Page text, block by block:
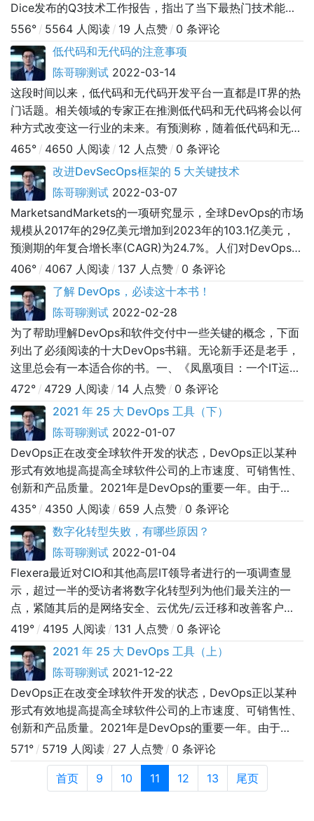
Dice发布的Q3技术工作报告，指出了当下最热门技术能
力，分别是SQL、Java、Python和Linux。如下图：文章全
篇都在谈论并分析各项热门技术能力的需求变化，并指出一
些增长快速的技能的未来趋势。可当我看到报告的截图时发
现，需求更高、排名第一的项目管理能力，在文中并没有详
细的提及，而
556° / 5564 人阅读 / 19 人点赞 / 0 条评论
低代码和无代码的注意事项
陈哥聊测试 2022-03-14
这段时间以来，低代码和无代码开发平台一直都是IT界的热
门话题。相关领域的专家正在推测低代码和无代码将会以何
种方式改变这一行业的未来。有预测称，随着低代码和无代
码产品持续刷新解决方案开发的新途径，传统的IT将会逐渐
衰落。不过，在讨论低代码和无代码的后续发展之前，我们
需要先知道这些术语的真正含义。什么是低代码/无代码？
低代码和无代码工具能促进软件扩展和最大化软件的交付。
下图列出了低代码工具和无代码工
465° / 4650 人阅读 / 12 人点赞 / 0 条评论
改进DevSecOps框架的 5 大关键技术
陈哥聊测试 2022-03-07
MarketsandMarkets的一项研究显示，全球DevOps的市场
规模从2017年的29亿美元增加到2023年的103.1亿美元，
预测期的年复合增长率(CAGR)为24.7%。人们对DevOps越
来越感兴趣，因为DevOps不仅能够压缩软件的交付周期，
还能提高交付的速度和质量。VerifiedMarketResearch还
预测，2019年全球DevSecOps市场价值为21.8
406° / 4067 人阅读 / 137 人点赞 / 0 条评论
了解 DevOps，必读这十本书！
陈哥聊测试 2022-02-28
为了帮助理解DevOps和软件交付中一些关键的概念，下面
列出了必须阅读的十大DevOps书籍。无论新手还是老手，
这里总会有一本适合你的书。一、《凤凰项目：一个IT运维
的传奇故事》作者：GeneKim、KevinBehr、
GeorgeSpafford在其他的每一个十大必读书籍名单中，也
一定能找到这本书。这本畅销书的最新扩展版中加入了合著
者GeneKim的一个新后记，并对D
472° / 4729 人阅读 / 14 人点赞 / 0 条评论
2021 年 25 大 DevOps 工具（下）
陈哥聊测试 2022-01-07
DevOps正在改变全球软件开发的状态，DevOps正以某种
形式有效地提高提高全球软件公司的上市速度、可销售性、
创新和产品质量。2021年是DevOps的重要一年。由于
DevOps跨越开发、运营、IT、安全和产品团队等等，以及
软件开发的不同阶段，因此有大量工具可供选择。本文介绍
目前市场上可用的一些顶级DevOps工具，同时牢记CI/CD
生命周期的重要类别。上篇为配置管理、
435° / 4350 人阅读 / 659 人点赞 / 0 条评论
数字化转型失败，有哪些原因？
陈哥聊测试 2022-01-04
Flexera最近对CIO和其他高层IT领导者进行的一项调查显
示，超过一半的受访者将数字化转型列为他们最关注的一
点，紧随其后的是网络安全、云优先/云迁移和改善客户体
验，这些都紧紧依赖于数字化转型。数字化转型不再仅仅是
流行词；企业已经意识到，数字化转型是成功的必要条件。
尽管在转型工作中投入超过一万亿美元，但是仍然有失败的
可能。波士顿咨询团队的一项研究表明，大约70%的数字化
转型项目未
419° / 4195 人阅读 / 131 人点赞 / 0 条评论
2021 年 25 大 DevOps 工具（上）
陈哥聊测试 2021-12-22
DevOps正在改变全球软件开发的状态，DevOps正以某种
形式有效地提高提高全球软件公司的上市速度、可销售性、
创新和产品质量。2021年是DevOps的重要一年。由于
DevOps跨越开发、运营、IT、安全和产品团队等等，以及
软件开发的不同阶段，因此有大量工具可供选择。本文介绍
目前市场上可用的一些顶级DevOps工具，同时牢记CI/CD
571° / 5719 人阅读 / 27 人点赞 / 0 条评论
首页 9 10 11 12 13 尾页